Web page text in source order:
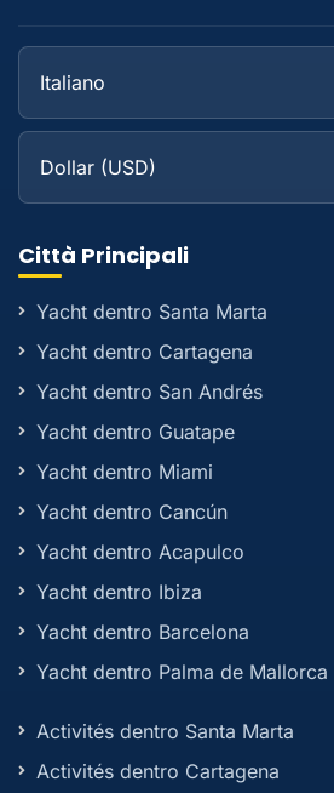
Città Principali
Yacht dentro Santa Marta
Yacht dentro Cartagena
Yacht dentro San Andrés
Yacht dentro Guatape
Yacht dentro Miami
Yacht dentro Cancún
Yacht dentro Acapulco
Yacht dentro Ibiza
Yacht dentro Barcelona
Yacht dentro Palma de Mallorca
Activités dentro Santa Marta
Activités dentro Cartagena